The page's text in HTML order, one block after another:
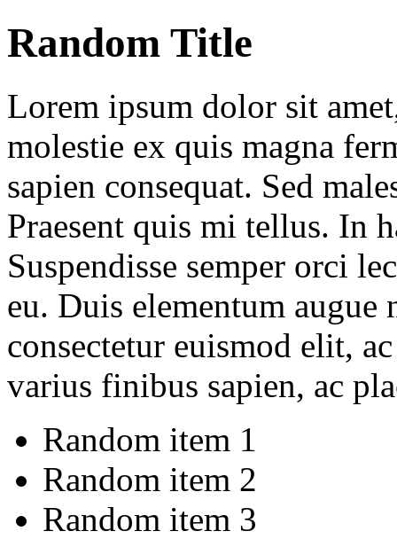
Random Title
Lorem ipsum dolor sit
molestie ex quis magna
sapien consequat. Sed
Praesent quis mi tellus. In
Suspendisse semper orci
eu. Duis elementum
consectetur euismod elit,
varius finibus sapien, ac
Random item 1
Random item 2
Random item 3